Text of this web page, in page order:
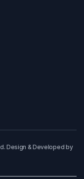
Design & Developed by